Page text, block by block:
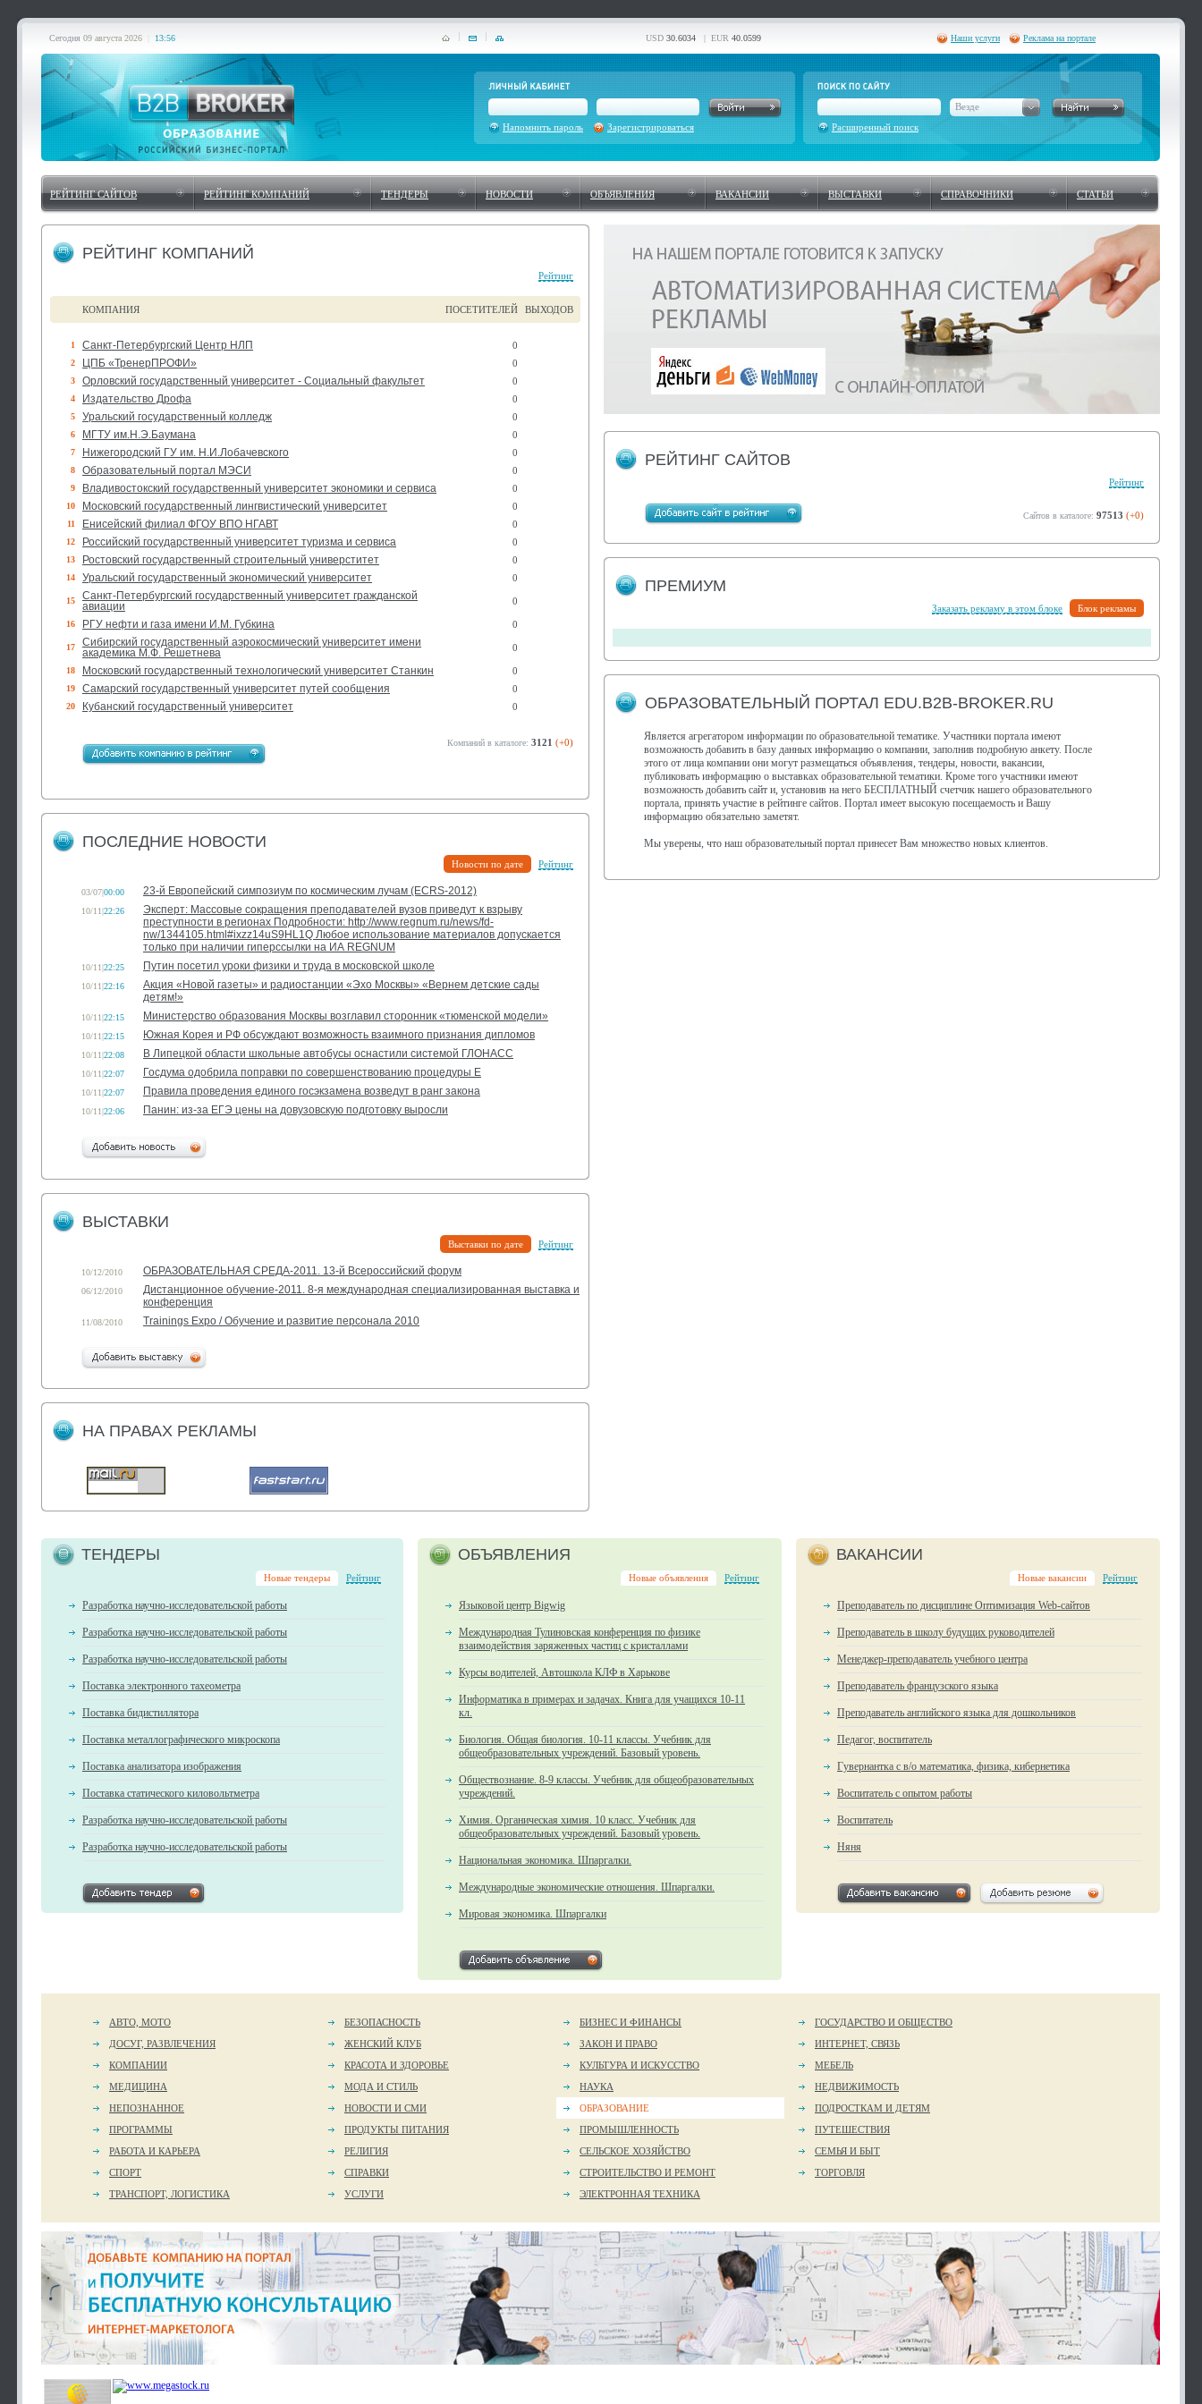
Сегодня 09 августа 2026 13:56 USD 30.6034 | EUR 40.0599 Наши услуги Реклама на портале
Напомнить пароль Зарегистрироваться
Везде
Расширенный поиск
РЕЙТИНГ САЙТОВ РЕЙТИНГ КОМПАНИЙ ТЕНДЕРЫ НОВОСТИ ОБЪЯВЛЕНИЯ ВАКАНСИИ ВЫСТАВКИ СПРАВОЧНИКИ СТАТЬИ
РЕЙТИНГ КОМПАНИЙ
Рейтинг
КОМПАНИЯ ПОСЕТИТЕЛЕЙ ВЫХОДОВ
1 Санкт-Петербургский Центр НЛП 0
2 ЦПБ «ТренерПРОФИ» 0
3 Орловский государственный университет - Социальный факультет 0
4 Издательство Дрофа 0
5 Уральский государственный колледж 0
6 МГТУ им.Н.Э.Баумана 0
7 Нижегородский ГУ им. Н.И.Лобачевского 0
8 Образовательный портал МЭСИ 0
9 Владивостокский государственный университет экономики и сервиса 0
10 Московский государственный лингвистический университет 0
11 Енисейский филиал ФГОУ ВПО НГАВТ 0
12 Российский государственный университет туризма и сервиса 0
13 Ростовский государственный строительный универститет 0
14 Уральский государственный экономический университет 0
15
Санкт-Петербургский государственный университет гражданской
авиации
0
16 РГУ нефти и газа имени И.М. Губкина 0
17
Сибирский государственный аэрокосмический университет имени
академика М.Ф. Решетнева
0
18 Московский государственный технологический университет Станкин 0
19 Самарский государственный университет путей сообщения 0
20 Кубанский государственный университет 0
Компаний в каталоге: 3121 (+0)
ПОСЛЕДНИЕ НОВОСТИ
Новости по дате Рейтинг
03/07|00:00 23-й Европейский симпозиум по космическим лучам (ECRS-2012)
10/11|22:26
Эксперт: Массовые сокращения преподавателей вузов приведут к взрыву
преступности в регионах Подробности: http://www.regnum.ru/news/fd-
nw/1344105.html#ixzz14uS9HL1Q Любое использование материалов допускается
только при наличии гиперссылки на ИА REGNUM
10/11|22:25 Путин посетил уроки физики и труда в московской школе
10/11|22:16
Акция «Новой газеты» и радиостанции «Эхо Москвы» «Вернем детские сады
детям!»
10/11|22:15 Министерство образования Москвы возглавил сторонник «тюменской модели»
10/11|22:15 Южная Корея и РФ обсуждают возможность взаимного признания дипломов
10/11|22:08 В Липецкой области школьные автобусы оснастили системой ГЛОНАСС
10/11|22:07 Госдума одобрила поправки по совершенствованию процедуры Е
10/11|22:07 Правила проведения единого госэкзамена возведут в ранг закона
10/11|22:06 Панин: из-за ЕГЭ цены на довузовскую подготовку выросли
ВЫСТАВКИ
Выставки по дате Рейтинг
10/12/2010 ОБРАЗОВАТЕЛЬНАЯ СРЕДА-2011. 13-й Всероссийский форум
06/12/2010
Дистанционное обучение-2011. 8-я международная специализированная выставка и
конференция
11/08/2010 Trainings Expo / Обучение и развитие персонала 2010
НА ПРАВАХ РЕКЛАМЫ
РЕЙТИНГ САЙТОВ
Рейтинг
Сайтов в каталоге: 97513 (+0)
ПРЕМИУМ
Заказать рекламу в этом блоке Блок рекламы
ОБРАЗОВАТЕЛЬНЫЙ ПОРТАЛ EDU.B2B-BROKER.RU
Является агрегатором информации по образовательной тематике. Участники портала имеют
возможность добавить в базу данных информацию о компании, заполнив подробную анкету. После
этого от лица компании они могут размещаться объявления, тендеры, новости, вакансии,
публиковать информацию о выставках образовательной тематики. Кроме того участники имеют
возможность добавить сайт и, установив на него БЕСПЛАТНЫЙ счетчик нашего образовательного
портала, принять участие в рейтинге сайтов. Портал имеет высокую посещаемость и Вашу
информацию обязательно заметят.
Мы уверены, что наш образовательный портал принесет Вам множество новых клиентов.
ТЕНДЕРЫ
Новые тендеры Рейтинг
Разработка научно-исследовательской работы
Разработка научно-исследовательской работы
Разработка научно-исследовательской работы
Поставка электронного тахеометра
Поставка бидистиллятора
Поставка металлографического микроскопа
Поставка анализатора изображения
Поставка статического киловольтметра
Разработка научно-исследовательской работы
Разработка научно-исследовательской работы
ОБЪЯВЛЕНИЯ
Новые объявления Рейтинг
Языковой центр Bigwig
Международная Тулиновская конференция по физике
взаимодействия заряженных частиц с кристаллами
Курсы водителей, Автошкола КЛФ в Харькове
Информатика в примерах и задачах. Книга для учащихся 10-11
кл.
Биология. Общая биология. 10-11 классы. Учебник для
общеобразовательных учреждений. Базовый уровень.
Обществознание. 8-9 классы. Учебник для общеобразовательных
учреждений.
Химия. Органическая химия. 10 класс. Учебник для
общеобразовательных учреждений. Базовый уровень.
Национальная экономика. Шпаргалки.
Международные экономические отношения. Шпаргалки.
Мировая экономика. Шпаргалки
ВАКАНСИИ
Новые вакансии Рейтинг
Преподаватель по дисциплине Оптимизация Web-сайтов
Преподаватель в школу будущих руководителей
Менеджер-преподаватель учебного центра
Преподаватель французского языка
Преподаватель английского языка для дошкольников
Педагог, воспитатель
Гувернантка с в/о математика, физика, кибернетика
Воспитатель с опытом работы
Воспитатель
Няня
АВТО, МОТО БЕЗОПАСНОСТЬ БИЗНЕС И ФИНАНСЫ
ГОСУДАРСТВО И ОБЩЕСТВО
ДОСУГ, РАЗВЛЕЧЕНИЯ
ЖЕНСКИЙ КЛУБ ЗАКОН И ПРАВО
ИНТЕРНЕТ, СВЯЗЬ
КОМПАНИИ
КРАСОТА И ЗДОРОВЬЕ КУЛЬТУРА И ИСКУССТВО
МЕБЕЛЬ
МЕДИЦИНА
МОДА И СТИЛЬ НАУКА
НЕДВИЖИМОСТЬ
НЕПОЗНАННОЕ
НОВОСТИ И СМИ ОБРАЗОВАНИЕ
ПОДРОСТКАМ И ДЕТЯМ
ПРОГРАММЫ
ПРОДУКТЫ ПИТАНИЯ ПРОМЫШЛЕННОСТЬ
ПУТЕШЕСТВИЯ
РАБОТА И КАРЬЕРА
РЕЛИГИЯ СЕЛЬСКОЕ ХОЗЯЙСТВО
СЕМЬЯ И БЫТ
СПОРТ
СПРАВКИ СТРОИТЕЛЬСТВО И РЕМОНТ
ТОРГОВЛЯ
ТРАНСПОРТ, ЛОГИСТИКА
УСЛУГИ ЭЛЕКТРОННАЯ ТЕХНИКА